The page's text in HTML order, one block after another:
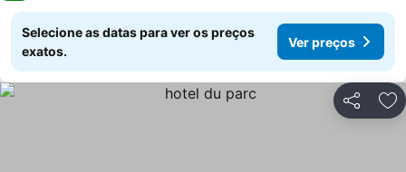
Selecione as datas para ver os preços
exatos.
Ver preços
Partilhar